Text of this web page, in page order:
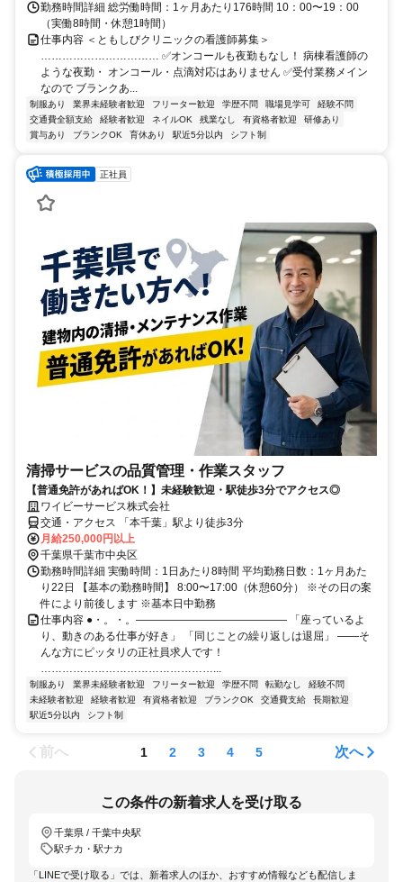
勤務時間詳細 総労働時間：1ヶ月あたり176時間 10：00〜19：00
（実働8時間・休憩1時間）
仕事内容 ＜ともしびクリニックの看護師募集＞
…………………………… ✅オンコールも夜勤もなし！ 病棟看護師の
ような夜勤・ オンコール・点滴対応はありません ✅受付業務メイン
なので ブランクあ...
制服あり 業界未経験者歓迎 フリーター歓迎 学歴不問 職場見学可
経験不問
交通費全額支給
経験者歓迎 ネイルOK 残業なし 有資格者歓迎
研修あり
賞与あり
ブランクOK 育休あり 駅近5分以内 シフト制
正社員
清掃サービスの品質管理・作業スタッフ
【普通免許があればOK！】未経験歓迎・駅徒歩3分でアクセス◎
ワイビーサービス株式会社
交通・アクセス 「本千葉」駅より徒歩3分
月給250,000円以上
千葉県千葉市中央区
勤務時間詳細 実働時間：1日あたり8時間 平均勤務日数：1ヶ月あた
り22日 【基本の勤務時間】 8:00〜17:00（休憩60分） ※その日の案
件により前後します ※基本日中勤務
仕事内容 ●・。・。―――――――――――――― 「座っているよ
り、動きのある仕事が好き」 「同じことの繰り返しは退屈」 ――そ
んな方にピッタリの正社員求人です！
…………………………………………...
制服あり 業界未経験者歓迎 フリーター歓迎 学歴不問 転勤なし
経験不問
未経験者歓迎
経験者歓迎 有資格者歓迎 ブランクOK 交通費支給
長期歓迎
駅近5分以内
シフト制
前へ 1 2 3 4 5 次へ
この条件の新着求人を受け取る
千葉県 / 千葉中央駅
駅チカ・駅ナカ
「LINEで受け取る」では、新着求人のほか、おすすめ情報なども配信しま